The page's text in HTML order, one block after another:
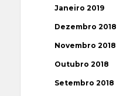
Janeiro 2019
Dezembro 2018
Novembro 2018
Outubro 2018
Setembro 2018